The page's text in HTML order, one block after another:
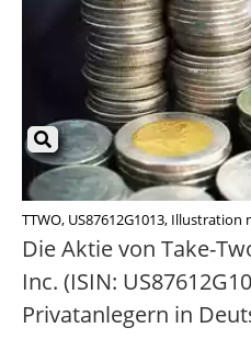
TTWO, US87612G1013, Illustration
Die Aktie von Take-
Inc. (ISIN:
Privatanlegern in